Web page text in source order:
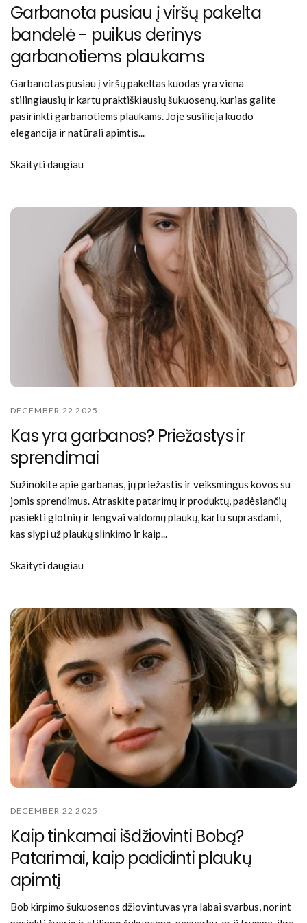
Garbanota pusiau į viršų pakelta
bandelė - puikus derinys
garbanotiems plaukams
Garbanotas pusiau į viršų pakeltas kuodas yra viena
stilingiausių ir kartu praktiškiausių šukuosenų, kurias galite
pasirinkti garbanotiems plaukams. Joje susilieja kuodo
elegancija ir natūrali apimtis...
Skaityti daugiau
DECEMBER 22 2025
Kas yra garbanos? Priežastys ir
sprendimai
Sužinokite apie garbanas, jų priežastis ir veiksmingus kovos su
jomis sprendimus. Atraskite patarimų ir produktų, padėsiančių
pasiekti glotnių ir lengvai valdomų plaukų, kartu suprasdami,
kas slypi už plaukų slinkimo ir kaip...
Skaityti daugiau
DECEMBER 22 2025
Kaip tinkamai išdžiovinti Bobą?
Patarimai, kaip padidinti plaukų
apimtį
Bob kirpimo šukuosenos džiovintuvas yra labai svarbus, norint